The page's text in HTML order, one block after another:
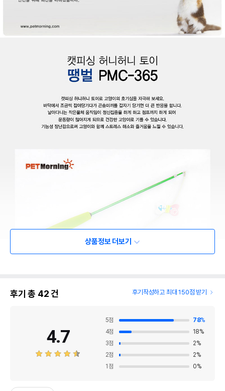
상품정보 더보기
후기 총 42건 후기작성하고 최대 150점 받기
4.7
5점 78%
4점 18%
3점 2%
2점 2%
1 점 0%